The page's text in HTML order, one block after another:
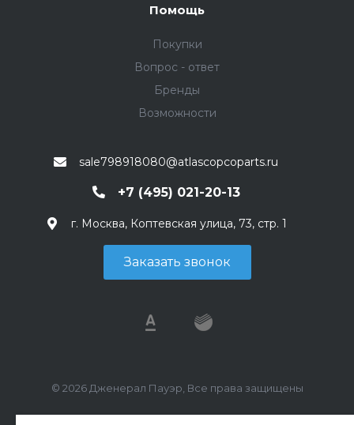
Помощь
Покупки
Вопрос - ответ
Бренды
Возможности
sale798918080@atlascopcoparts.ru
+7 (495) 021-20-13
г. Москва, Коптевская улица, 73, стр. 1
Заказать звонок
© 2026 Дженерал Пауэр, Все права защищены